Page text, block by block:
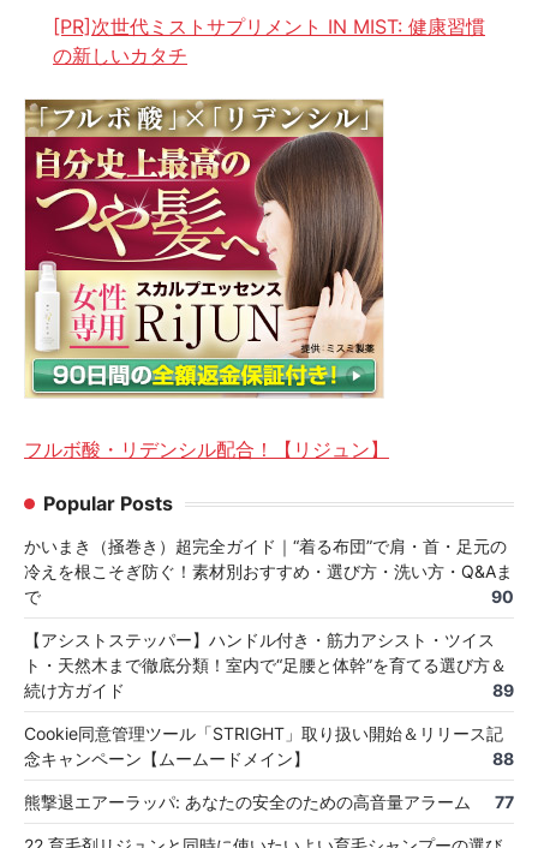
[PR]次世代ミストサプリメント IN MIST: 健康習慣
の新しいカタチ
フルボ酸・リデンシル配合！【リジュン】
Popular Posts
かいまき（掻巻き）超完全ガイド｜“着る布団”で肩・首・足元の
冷えを根こそぎ防ぐ！素材別おすすめ・選び方・洗い方・Q&Aま
で
90
【アシストステッパー】ハンドル付き・筋力アシスト・ツイス
ト・天然木まで徹底分類！室内で“足腰と体幹”を育てる選び方＆
続け方ガイド
89
Cookie同意管理ツール「STRIGHT」取り扱い開始＆リリース記
念キャンペーン【ムームードメイン】
88
熊撃退エアーラッパ: あなたの安全のための高音量アラーム 77